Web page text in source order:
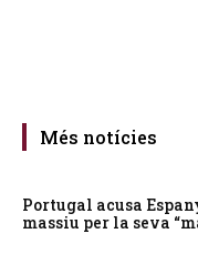
Més notícies
Portugal acusa
massiu per la seva